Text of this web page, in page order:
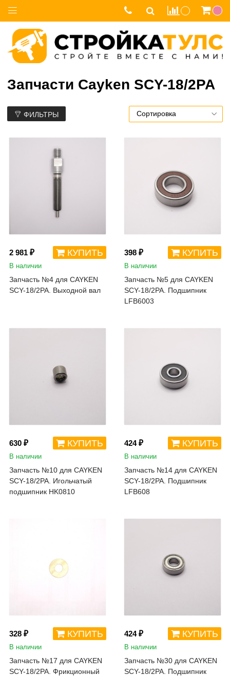
Запчасти Cayken SCY-18/2PA
ФИЛЬТРЫ
2 981 ₽ КУПИТЬ
В наличии
Запчасть №4 для CAYKEN
SCY-18/2PA. Выходной вал
398 ₽ КУПИТЬ
В наличии
Запчасть №5 для CAYKEN
SCY-18/2PA. Подшипник
LFB6003
630 ₽ КУПИТЬ
В наличии
Запчасть №10 для CAYKEN
SCY-18/2PA. Игольчатый
подшипник HK0810
424 ₽ КУПИТЬ
В наличии
Запчасть №14 для CAYKEN
SCY-18/2PA. Подшипник
LFB608
328 ₽ КУПИТЬ
В наличии
Запчасть №17 для CAYKEN
SCY-18/2PA. Фрикционный
424 ₽ КУПИТЬ
В наличии
Запчасть №30 для CAYKEN
SCY-18/2PA. Подшипник